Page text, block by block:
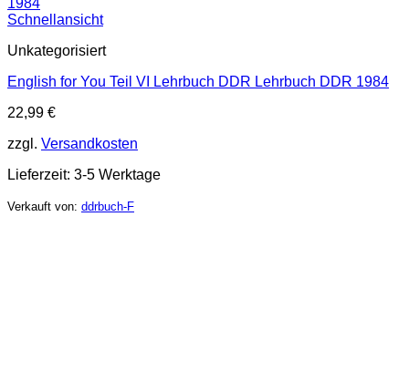
Schnellansicht
Unkategorisiert
English for You Teil VI Lehrbuch DDR Lehrbuch DDR 1984
22,99 €
zzgl. Versandkosten
Lieferzeit: 3-5 Werktage
Verkauft von: ddrbuch-F